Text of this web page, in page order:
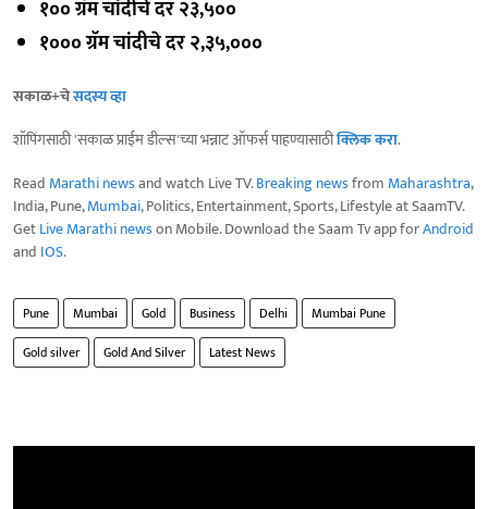
१०० ग्रॅम चांदीचे दर २३,५००
१००० ग्रॅम चांदीचे दर २,३५,०००
सकाळ+चेसदस्य व्हा
शॉपिंगसाठी 'सकाळ प्राईम डील्स'च्या भन्नाट ऑफर्स पाहण्यासाठीक्लिक करा.
Read Marathi newsand watch Live TV.Breaking newsfrom Maharashtra,
India, Pune,Mumbai, Politics, Entertainment, Sports, Lifestyle at SaamTV.
GetLive Marathi newson Mobile. Download the Saam Tv app forAndroid
and IOS.
Pune Mumbai Gold Business Delhi
Mumbai Pune
Gold silver
Gold And Silver Latest News